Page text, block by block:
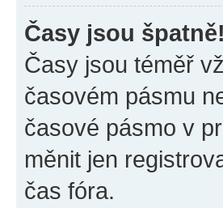
Časy jsou špatně!
Časy jsou téměř
časovém pásmu
časové pásmo v
měnit jen
čas fóra.